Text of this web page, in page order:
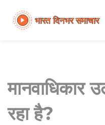
मानवाधिकार
रहा है?